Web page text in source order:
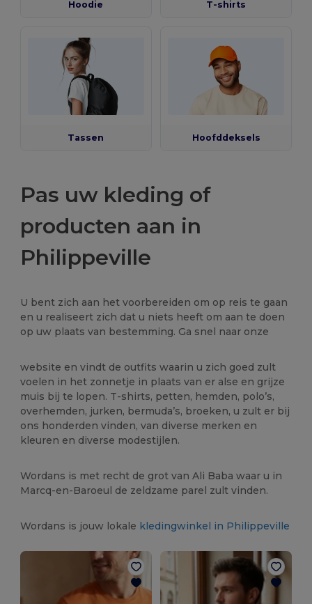
Hoodie T-shirts
Tassen Hoofddeksels
Pas uw kleding of
producten aan in
Philippeville
U bent zich aan het voorbereiden om op reis te gaan
en u realiseert zich dat u niets heeft om aan te doen
op uw plaats van bestemming. Ga snel naar onze
website en vindt de outfits waarin u zich goed zult
voelen in het zonnetje in plaats van er alse en grijze
muis bij te lopen. T-shirts, petten, hemden, polo’s,
overhemden, jurken, bermuda’s, broeken, u zult er bij
ons honderden vinden, van diverse merken en
kleuren en diverse modestijlen.
Wordans is met recht de grot van Ali Baba waar u in
Marcq-en-Baroeul de zeldzame parel zult vinden.
Wordans is jouw lokale kledingwinkel in Philippeville